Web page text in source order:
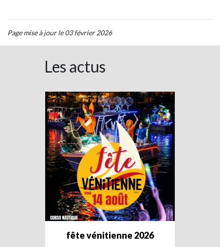
Page mise à jour le 03 février 2026
Les actus
fête vénitienne 2026